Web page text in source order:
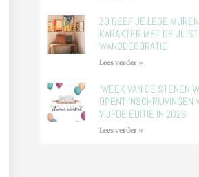
ZO GEEF JE LEGE MUREN
KARAKTER MET DE
WANDDECORATIE
Lees verder »
‘WEEK VAN DE STENEN
OPENT INSCHRIJVINGEN
VIJFDE EDITIE IN 2026
Lees verder »